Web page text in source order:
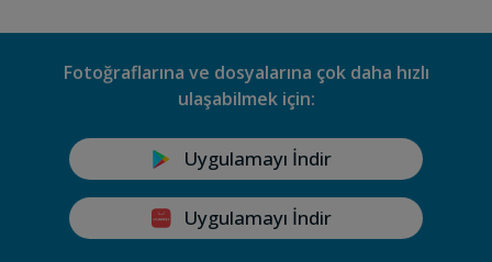
Fotoğraflarına ve dosyalarına çok daha hızlı
ulaşabilmek için:
Uygulamayı İndir
Uygulamayı İndir